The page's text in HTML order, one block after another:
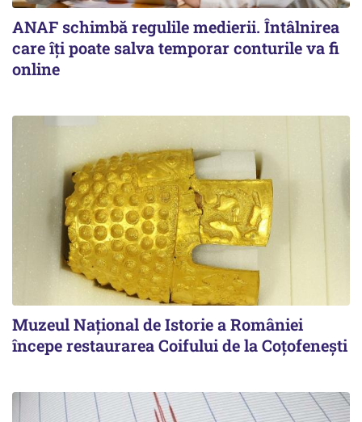
ANAF schimbă regulile medierii. Întâlnirea
care îți poate salva temporar conturile va fi
online
Muzeul Național de Istorie a României
începe restaurarea Coifului de la Coțofenești